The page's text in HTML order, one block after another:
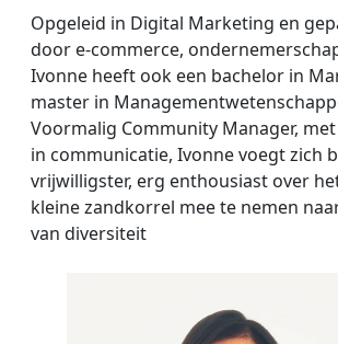
Opgeleid in Digital Marketing en
door e-commerce,
Ivonne heeft ook een bachelor in
master in
Voormalig Community Manager,
in communicatie, Ivonne voegt zich
vrijwilligster, erg enthousiast over
kleine zandkorrel mee te nemen
van diversiteit